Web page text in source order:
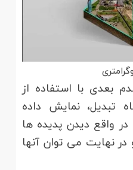
بعدی با استفاده از
تبدیل، نمایش داده
واقع دیدن پدیده ها
نهایت می توان آنها